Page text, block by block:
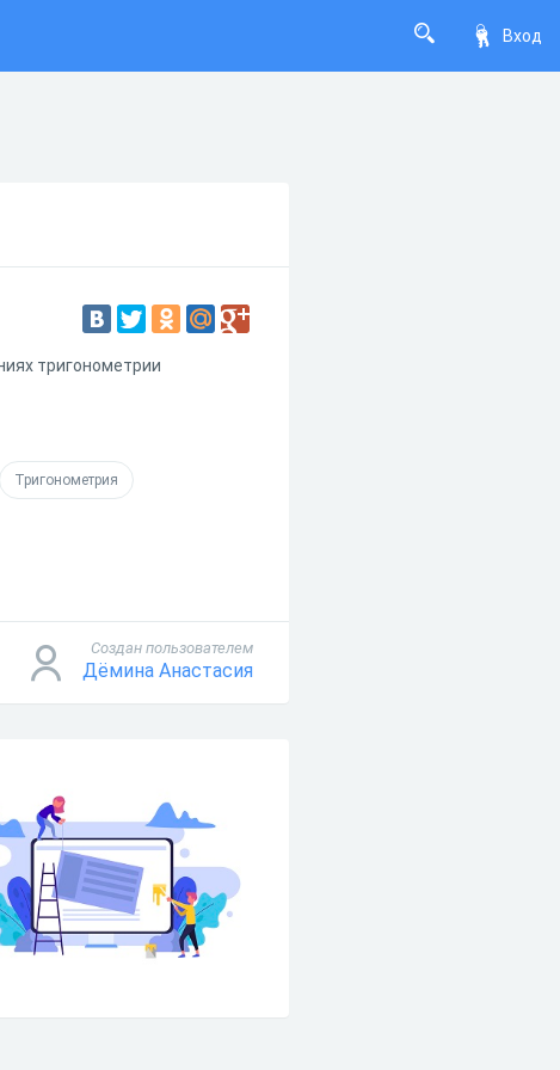
Вход
тригонометрии
Тригонометрия
Создан пользователем
Дёмина Анастасия